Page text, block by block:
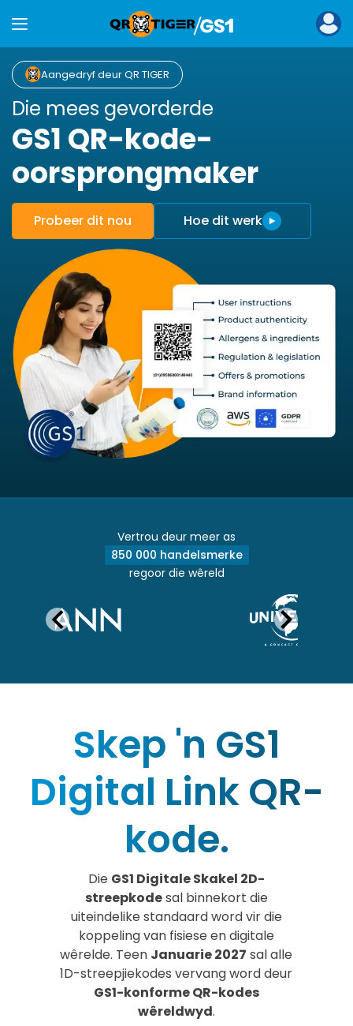
Aangedryf deur QR TIGER
Die mees gevorderde
GS1 QR-kode-
oorsprongmaker
Probeer dit nou Hoe dit werk
Vertrou deur meer as
850 000 handelsmerke
regoor die wêreld
Skep 'n GS1
Digital Link QR-
kode.
Die GS1 Digitale Skakel 2D-
streepkodesal binnekort die
uiteindelike standaard word vir die
koppeling van fisiese en digitale
wêrelde. Teen Januarie 2027 sal alle
1D-streepjiekodes vervang word deur
GS1-konforme QR-kodes
wêreldwyd.